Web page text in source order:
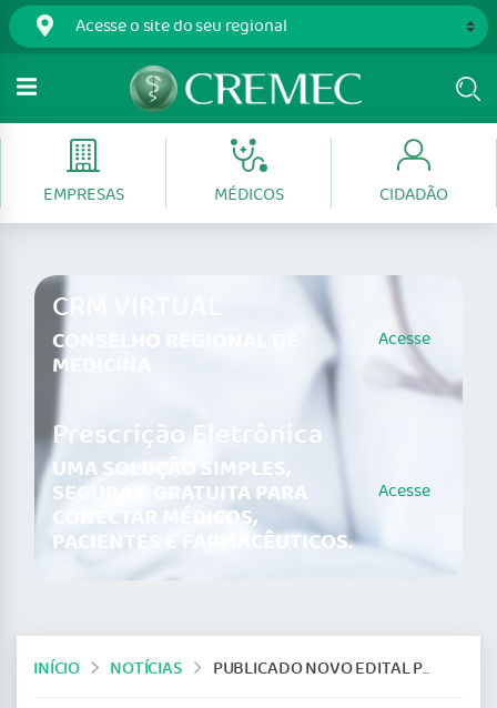
EMPRESAS MÉDICOS CIDADÃO
CRM VIRTUAL
CONSELHO REGIONAL DE
MEDICINA
Acesse
Prescrição Eletrônica
UMA SOLUÇÃO SIMPLES,
SEGURA E GRATUITA PARA
CONECTAR MÉDICOS,
PACIENTES E FARMACÊUTICOS.
Acesse
INÍCIO NOTÍCIAS PUBLICADO NOVO EDITAL PARA SELEÇÃO DE ESTAGIÁRIO DA ÁREA DE TI.